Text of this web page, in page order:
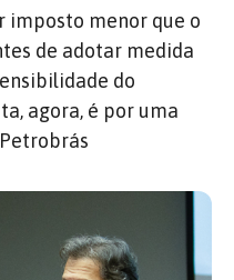
imposto menor que o
de adotar medida
do
agora, é por uma